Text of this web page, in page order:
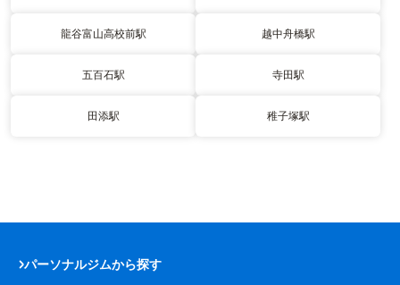
龍谷富山高校前駅 越中舟橋駅
五百石駅 寺田駅
田添駅 稚子塚駅
パーソナルジムから探す